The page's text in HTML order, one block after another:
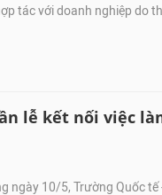
tác với doanh nghiệp do
lễ kết nối việc
ngày 10/5, Trường Quốc